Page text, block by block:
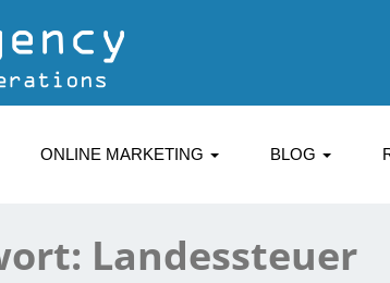
ONLINE MARKETING BLOG
Landessteuer